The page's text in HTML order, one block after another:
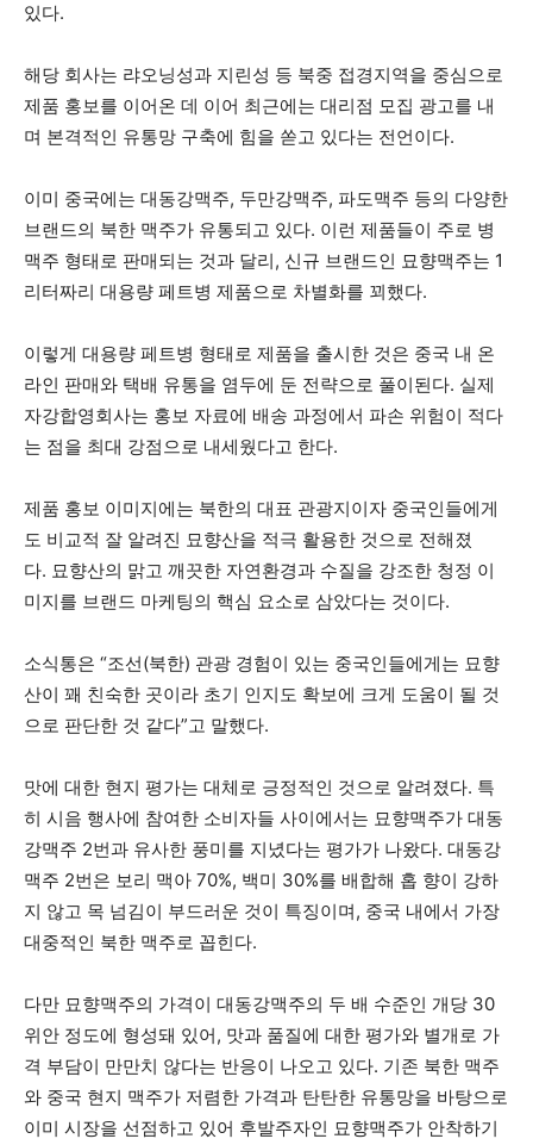
있다.
해당 회사는 랴오닝성과 지린성 등 북중 접경지역을 중심으로
제품 홍보를 이어온 데 이어 최근에는 대리점 모집 광고를 내
며 본격적인 유통망 구축에 힘을 쏟고 있다는 전언이다.
이미 중국에는 대동강맥주, 두만강맥주, 파도맥주 등의 다양한
브랜드의 북한 맥주가 유통되고 있다. 이런 제품들이 주로 병
맥주 형태로 판매되는 것과 달리, 신규 브랜드인 묘향맥주는 1
리터짜리 대용량 페트병 제품으로 차별화를 꾀했다.
이렇게 대용량 페트병 형태로 제품을 출시한 것은 중국 내 온
라인 판매와 택배 유통을 염두에 둔 전략으로 풀이된다. 실제
자강합영회사는 홍보 자료에 배송 과정에서 파손 위험이 적다
는 점을 최대 강점으로 내세웠다고 한다.
제품 홍보 이미지에는 북한의 대표 관광지이자 중국인들에게
도 비교적 잘 알려진 묘향산을 적극 활용한 것으로 전해졌
다. 묘향산의 맑고 깨끗한 자연환경과 수질을 강조한 청정 이
미지를 브랜드 마케팅의 핵심 요소로 삼았다는 것이다.
소식통은 “조선(북한) 관광 경험이 있는 중국인들에게는 묘향
산이 꽤 친숙한 곳이라 초기 인지도 확보에 크게 도움이 될 것
으로 판단한 것 같다”고 말했다.
맛에 대한 현지 평가는 대체로 긍정적인 것으로 알려졌다. 특
히 시음 행사에 참여한 소비자들 사이에서는 묘향맥주가 대동
강맥주 2번과 유사한 풍미를 지녔다는 평가가 나왔다. 대동강
맥주 2번은 보리 맥아 70%, 백미 30%를 배합해 홉 향이 강하
지 않고 목 넘김이 부드러운 것이 특징이며, 중국 내에서 가장
대중적인 북한 맥주로 꼽힌다.
다만 묘향맥주의 가격이 대동강맥주의 두 배 수준인 개당 30
위안 정도에 형성돼 있어, 맛과 품질에 대한 평가와 별개로 가
격 부담이 만만치 않다는 반응이 나오고 있다. 기존 북한 맥주
와 중국 현지 맥주가 저렴한 가격과 탄탄한 유통망을 바탕으로
이미 시장을 선점하고 있어 후발주자인 묘향맥주가 안착하기